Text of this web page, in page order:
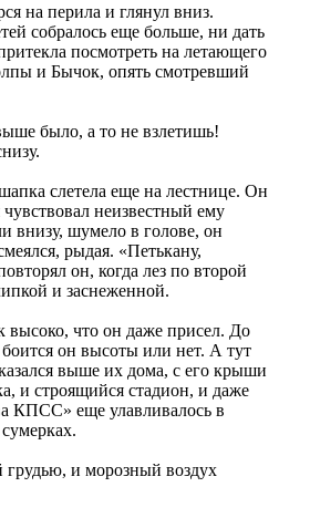
на перила и глянул вниз.
собралось еще больше, ни дать
посмотреть на летающего
и Бычок, опять смотревший
было, а то не взлетишь!
слетела еще на лестнице. Он
неизвестный ему
внизу, шумело в голове, он
рыдая. «Петькану,
он, когда лез по второй
и заснеженной.
высоко, что он даже присел. До
он высоты или нет. А тут
выше их дома, с его крыши
и строящийся стадион, и даже
КПСС» еще улавливалось в
грудью, и морозный воздух